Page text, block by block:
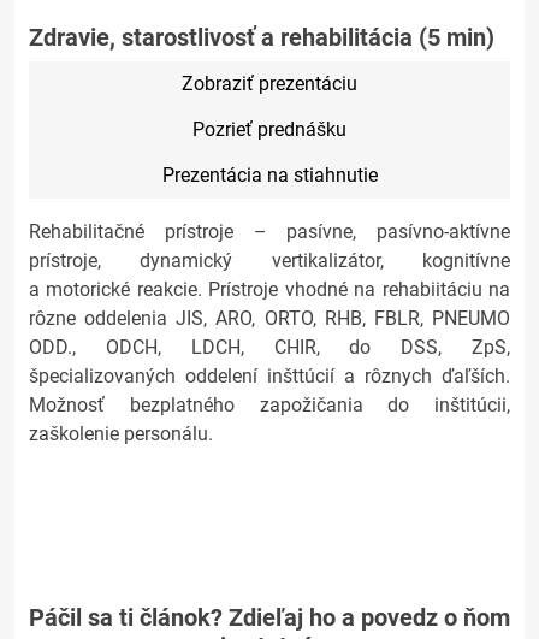
Zdravie, starostlivosť a rehabilitácia (5 min)
Zobraziť prezentáciu
Pozrieť prednášku
Prezentácia na stiahnutie
Rehabilitačné prístroje – pasívne, pasívno-aktívne
prístroje, dynamický vertikalizátor, kognitívne
a motorické reakcie. Prístroje vhodné na rehabiitáciu na
rôzne oddelenia JIS, ARO, ORTO, RHB, FBLR, PNEUMO
ODD., ODCH, LDCH, CHIR, do DSS, ZpS,
špecializovaných oddelení inšttúcií a rôznych ďaľších.
Možnosť bezplatného zapožičania do inštitúcii,
zaškolenie personálu.
Páčil sa ti článok? Zdieľaj ho a povedz o ňom